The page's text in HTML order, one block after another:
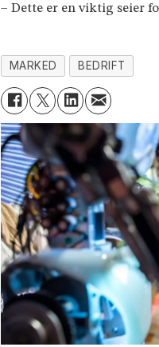
– Dette er en viktig seier
MARKED BEDRIFT